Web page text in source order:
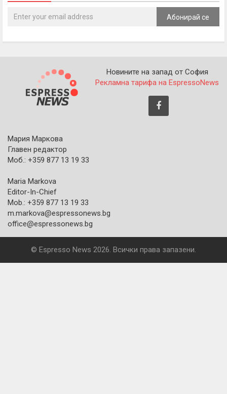
Абонирай се
Новините на запад от София
Рекламна тарифа на EspressoNews
Мария Маркова
Главен редактор
Моб.: +359 877 13 19 33
Maria Markova
Editor-In-Chief
Mob.: +359 877 13 19 33
m.markova@espressonews.bg
office@espressonews.bg
© Espresso News 2026. Всички права запазени.